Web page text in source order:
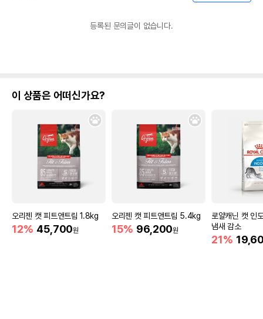
등록된 문의글이 없습니다.
이 상품은 어떠신가요?
오리젠 캣 피트앤트림 1.8kg
12% 45,700원
오리젠 캣 피트앤트림 5.4kg
15% 96,200원
로얄캐닌 캣 인
냄새 감소
21%